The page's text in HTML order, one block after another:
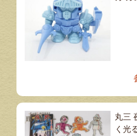
丸三
く光